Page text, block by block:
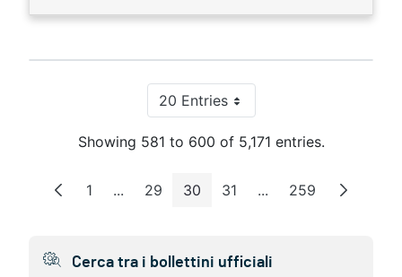
20 EntriesPer Page
Showing 581 to 600 of 5,171 entries.
Page
1 ...Intermediate Pages
Page
29 Page
30 Page
31 ...Intermediate Pages
Page
259
Cerca tra i bollettini ufficiali